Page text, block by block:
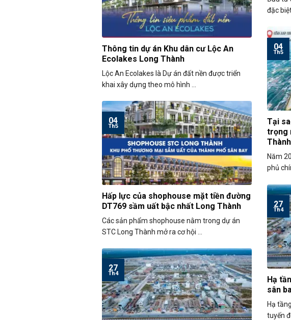
Thông tin dự án Khu dân cư Lộc An
Ecolakes Long Thành
Lộc An Ecolakes là Dự án đất nền được triển
khai xây dựng theo mô hình ...
đặc
Tại
trọng
Năm
phủ
04
Th5
Hấp lực của shophouse mặt tiền đường
DT769 sầm uất bậc nhất Long Thành
Các sản phẩm shophouse nằm trong dự án
STC Long Thành mở ra cơ hội ...
04
Th5
Hạ
sân
Hạ
tuyến
27
Th4
27
Th4